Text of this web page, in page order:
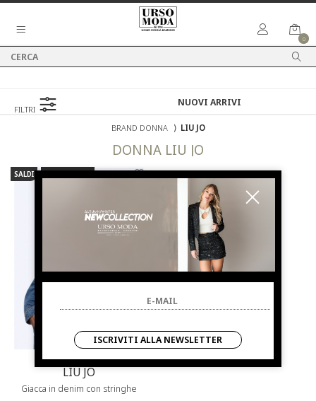
0
FILTRI
BRAND DONNA ⟩ LIU JO
DONNA LIU JO
SALDI
LIU JO
Giacca in denim con stringhe
ISCRIVITI ALLA NEWSLETTER